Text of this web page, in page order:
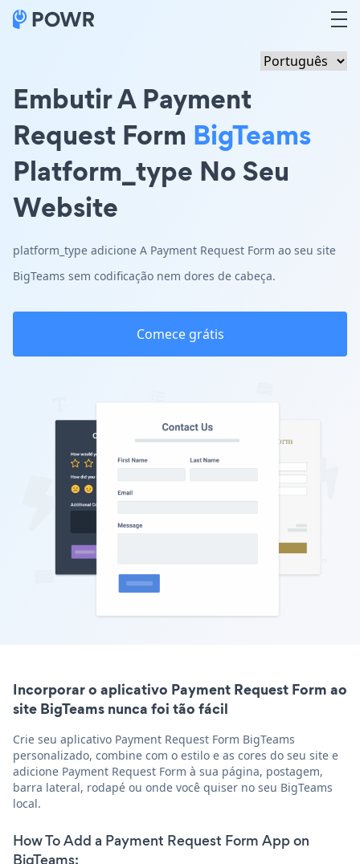
Embutir A Payment
Request Form BigTeams
Platform_type No Seu
Website
platform_type adicione A Payment Request Form ao seu site
BigTeams sem codificação nem dores de cabeça.
Comece grátis
Incorporar o aplicativo Payment Request Form ao
site BigTeams nunca foi tão fácil
Crie seu aplicativo Payment Request Form BigTeams
personalizado, combine com o estilo e as cores do seu site e
adicione Payment Request Form à sua página, postagem,
barra lateral, rodapé ou onde você quiser no seu BigTeams
local.
How To Add a Payment Request Form App on
BigTeams: